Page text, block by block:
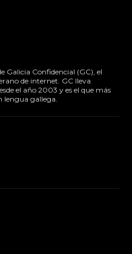
Galicia Confidencial (GC), el
de internet. GC lleva
el año 2003 y es el que más
lengua gallega.